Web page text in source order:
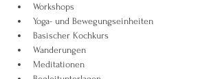
Workshops
Yoga- und Bewegungseinheiten
Basischer Kochkurs
Wanderungen
Meditationen